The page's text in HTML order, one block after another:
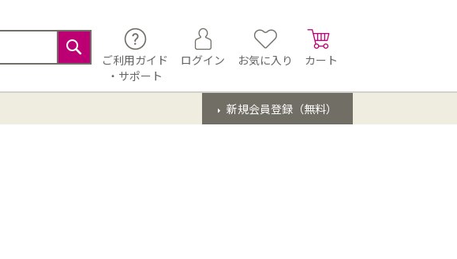
検
ご利用ガイド
・サポート
ログイン お気に入り カート
新規会員登録（無料）